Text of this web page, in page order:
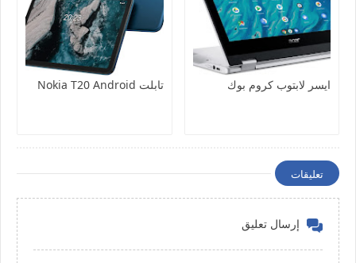
ايسر لابتوب كروم بوك تابلت Nokia T20 Android
تعليقات
إرسال تعليق